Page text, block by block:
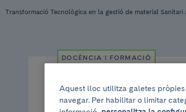
Transformació Tecnològica en la gestió de material
DOCÈNCIA I FORMACIÓ
Dimarts, 7 de juliol de 2026.De
Aquest lloc utilitza galetes
navegar. Per habilitar o limitar